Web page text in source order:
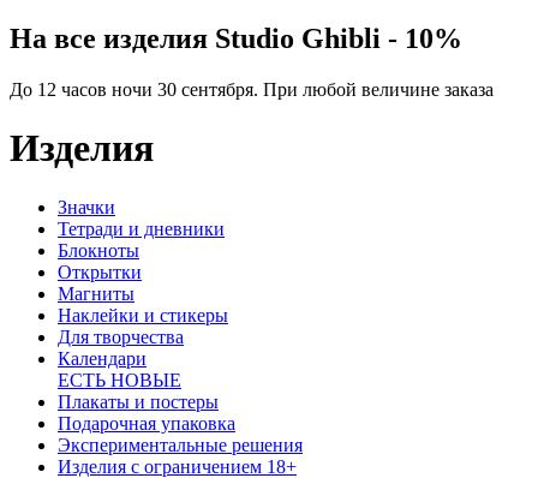
На все изделия Studio Ghibli - 10%
До 12 часов ночи 30 сентября. При любой величине заказа
Изделия
Значки
Тетради и дневники
Блокноты
Открытки
Магниты
Наклейки и стикеры
Для творчества
Календари
ЕСТЬ НОВЫЕ
Плакаты и постеры
Подарочная упаковка
Экспериментальные решения
Изделия с ограничением 18+